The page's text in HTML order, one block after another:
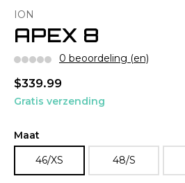
ION
APEX 8
0 beoordeling (en)
$339.99
Gratis verzending
Maat
46/XS
48/S